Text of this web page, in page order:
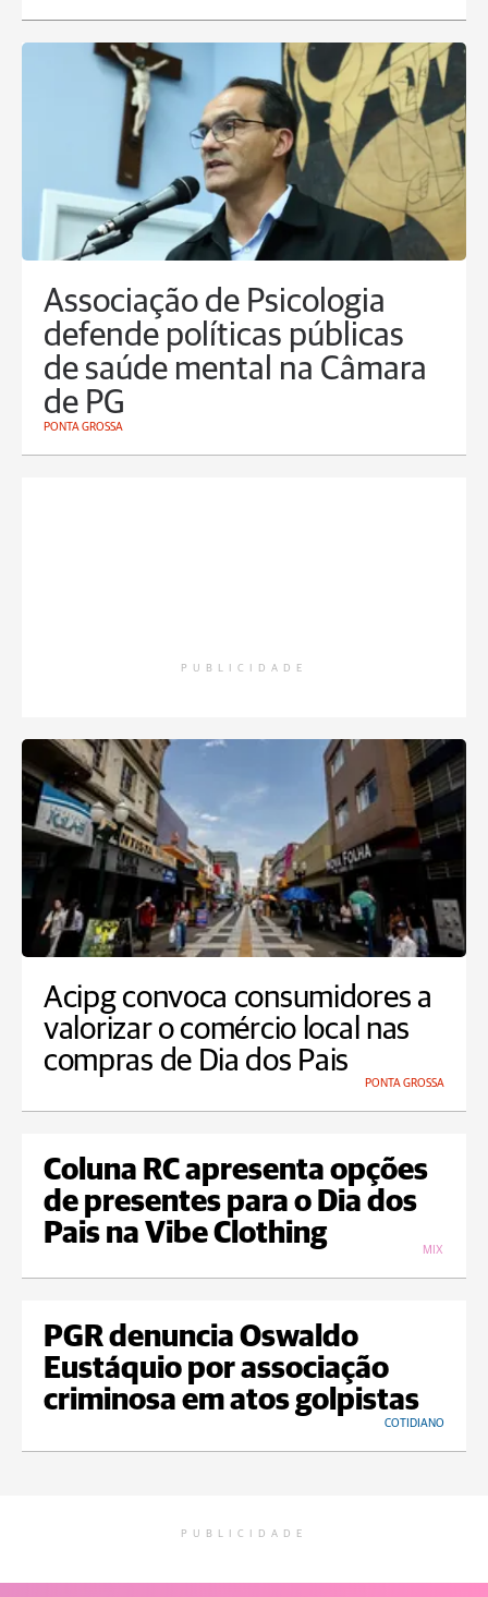
Associação de Psicologia
defende políticas públicas
de saúde mental na Câmara
de PG
PONTA GROSSA
PUBLICIDADE
Acipg convoca consumidores a
valorizar o comércio local nas
compras de Dia dos Pais
PONTA GROSSA
Coluna RC apresenta opções
de presentes para o Dia dos
Pais na Vibe Clothing
MIX
PGR denuncia Oswaldo
Eustáquio por associação
criminosa em atos golpistas
COTIDIANO
PUBLICIDADE